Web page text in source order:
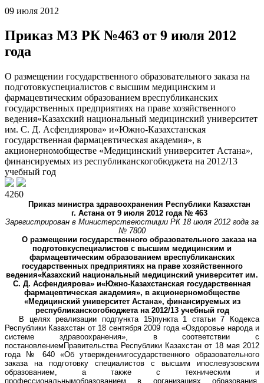
09 июля 2012
Приказ МЗ РК №463 от 9 июля 2012
года
О размещении государственного образовательного заказа на
подготовкуспециалистов с высшим медицинским и
фармацевтическим образованием вреспубликанских
государственных предприятиях на праве хозяйственного
ведения«Казахский национальный медицинский университет
им. С. Д. Асфендиярова» и«Южно-Казахстанская
государственная фармацевтическая академия», в
акционерномобществе «Медицинский университет Астана»,
финансируемых из республиканскогобюджета на 2012/13
учебный год
4260
Приказ министра здравоохранения Республики Казахстан
г. Астана от 9 июля 2012 года № 463
Зарегистрирован в Министерствеюстиции РК 18 июля 2012 года за
№ 7800
О размещении государственного образовательного заказа на
подготовкуспециалистов с высшим медицинским и
фармацевтическим образованием вреспубликанских
государственных предприятиях на праве хозяйственного
ведения«Казахский национальный медицинский университет им.
С. Д. Асфендиярова» и«Южно-Казахстанская государственная
фармацевтическая академия», в акционерномобществе
«Медицинский университет Астана», финансируемых из
республиканскогобюджета на 2012/13 учебный год
В целях реализации подпункта 15)пункта 1 статьи 7 Кодекса
Республики Казахстан от 18 сентября 2009 года «Оздоровье народа и
системе здравоохранения», в соответствии с
постановлениемПравительства Республики Казахстан от 18 мая 2012
года № 640 «Об утверждениигосударственного образовательного
заказа на подготовку специалистов с высшим ипослевузовским
образованием, а также с техническим и
профессиональнымобразованием в организациях образования,